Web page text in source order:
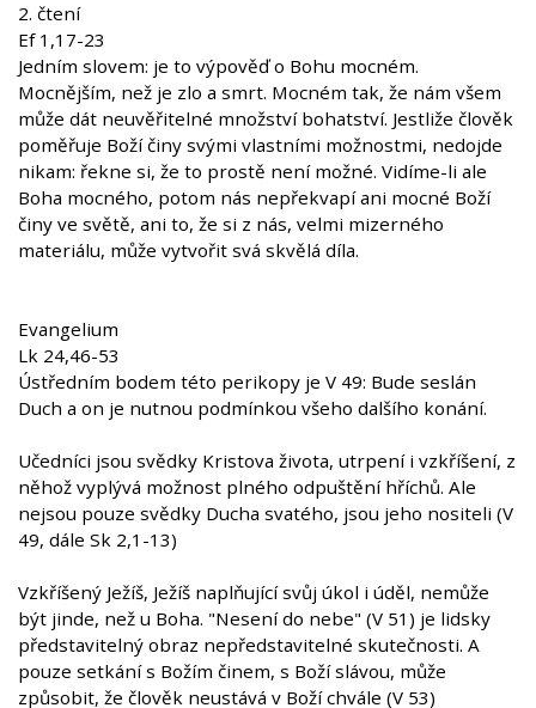
2. čtení
Ef 1,17-23
Jedním slovem: je to výpověď o Bohu mocném.
Mocnějším, než je zlo a smrt. Mocném tak, že nám všem
může dát neuvěřitelné množství bohatství. Jestliže člověk
poměřuje Boží činy svými vlastními možnostmi, nedojde
nikam: řekne si, že to prostě není možné. Vidíme-li ale
Boha mocného, potom nás nepřekvapí ani mocné Boží
činy ve světě, ani to, že si z nás, velmi mizerného
materiálu, může vytvořit svá skvělá díla.
Evangelium
Lk 24,46-53
Ústředním bodem této perikopy je V 49: Bude seslán
Duch a on je nutnou podmínkou všeho dalšího konání.
Učedníci jsou svědky Kristova života, utrpení i vzkříšení, z
něhož vyplývá možnost plného odpuštění hříchů. Ale
nejsou pouze svědky Ducha svatého, jsou jeho nositeli (V
49, dále Sk 2,1-13)
Vzkříšený Ježíš, Ježíš naplňující svůj úkol i úděl, nemůže
být jinde, než u Boha. "Nesení do nebe" (V 51) je lidsky
představitelný obraz nepředstavitelné skutečnosti. A
pouze setkání s Božím činem, s Boží slávou, může
způsobit, že člověk neustává v Boží chvále (V 53)